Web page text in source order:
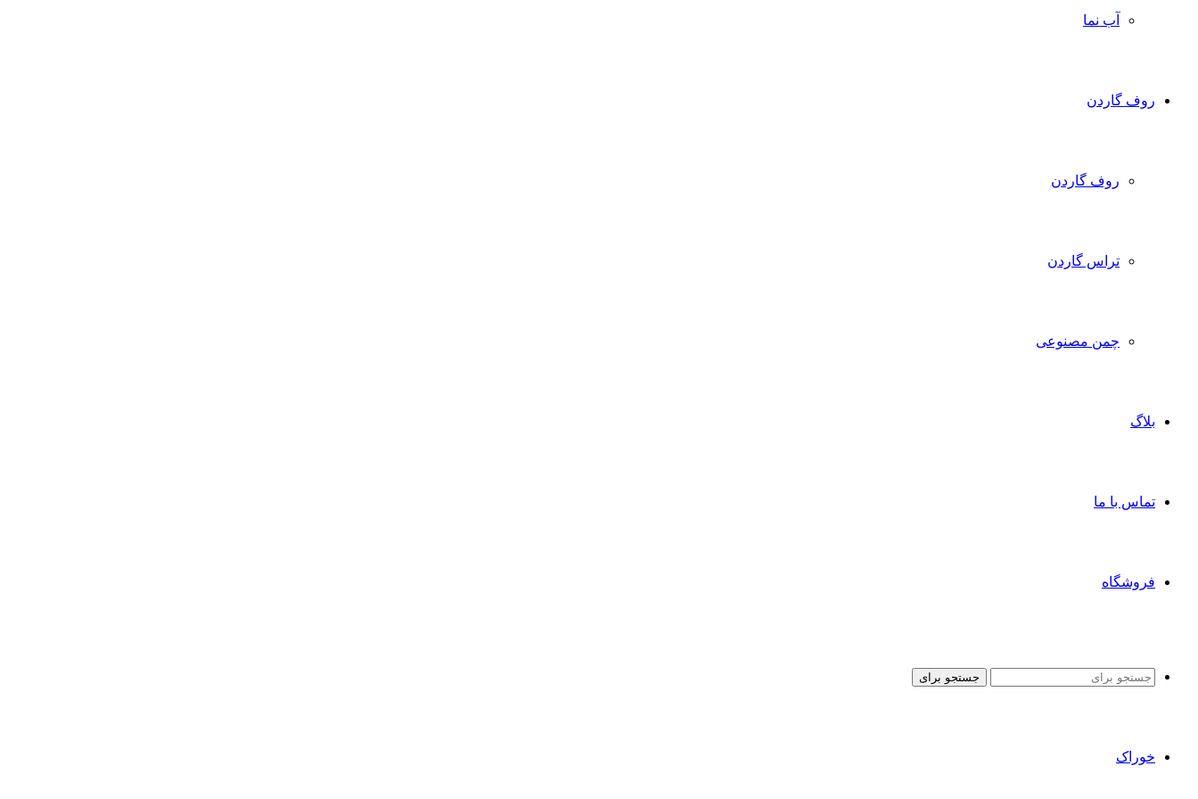
آب نما
روف گاردن
روف گاردن
تراس گاردن
چمن مصنوعی
بلاگ
تماس با ما
فروشگاه
جستجو برای
خوراک